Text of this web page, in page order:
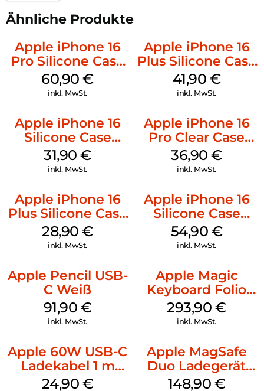
Ähnliche Produkte
Apple iPhone 16
Pro Silicone Case
MagSafe Stone
Gray
60,90€
inkl. MwSt.
Apple iPhone 16
Plus Silicone Case
MagSafe Stone
Gray
41,90 €
inkl. MwSt.
Apple iPhone 16
Silicone Case
MagSafe Fuchsia
31,90€
inkl. MwSt.
Apple iPhone 16
Pro Clear Case
MagSafe
Transparent
36,90€
inkl. MwSt.
Apple iPhone 16
Plus Silicone Case
MagSafe Black
28,90€
inkl. MwSt.
Apple iPhone 16
Silicone Case
MagSafe Black
54,90 €
inkl. MwSt.
Apple Pencil USB-
C Weiß
91,90 €
inkl. MwSt.
Apple Magic
Keyboard Folio
iPad 10.9″ (10.Gen.)
Weiß
293,90€
inkl. MwSt.
Apple 60W USB-C
Ladekabel 1 m
Weiß
24,90 €
Apple MagSafe
Duo Ladegerät
Weiß
148,90 €